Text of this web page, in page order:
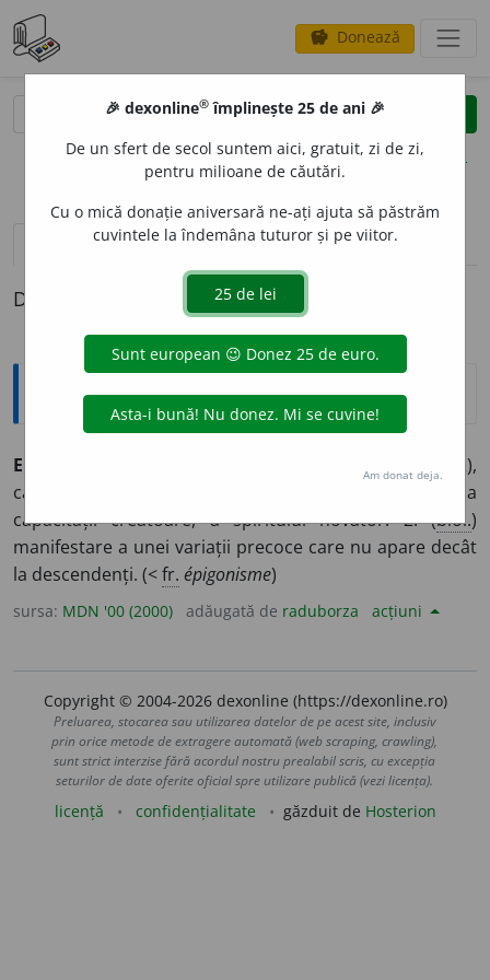
savings Donează
clear
opțiuni
definiții (1) pronunțievolume_up (3)
Definiția cu ID-ul 463097:
Explicative DEX
EPIGON
1. atitudine, manifestare de epigon (2),
care presupune pastișarea, absența originalității, a
capacității creatoare, a spiritului novator. 2. (biol.)
manifestare a unei variații precoce care nu apare decât
la descendenți. (<fr. épigonisme)
sursa: MDN '00 (2000) adăugată de raduborza acțiuni
Copyright © 2004-2026 dexonline (https://dexonline.ro)
Preluarea, stocarea sau utilizarea datelor de pe acest site, inclusiv
prin orice metode de extragere automată (web scraping, crawling),
sunt strict interzise fără acordul nostru prealabil scris, cu excepția
seturilor de date oferite oficial spre utilizare publică (vezi licența).
licență confidențialitate găzduit de Hosterion
🎉 dexonline® împlinește 25 de ani 🎉
De un sfert de secol suntem aici, gratuit, zi de zi,
pentru milioane de căutări.
Cu o mică donație aniversară ne-ați ajuta să păstrăm
cuvintele la îndemâna tuturor și pe viitor.
Am donat deja.